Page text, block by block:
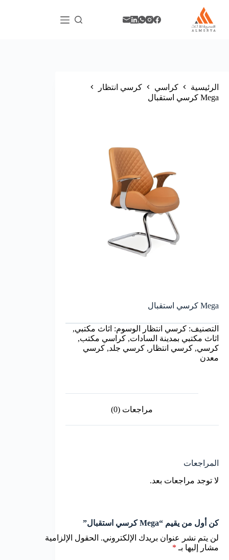
الرئيسية كراسي
كرسي انتظار
Mega كرسي استقبال
Mega كرسي استقبال
التصنيف: كرسي انتظار الوسوم: اثاث مكتبي,
اثاث مكتبي بمدينة السادات, كراسي مكتب,
كرسي, كرسي انتظار , كرسي جلد, كرسي
معدن
مراجعات (0)
المراجعات
لا توجد مراجعات بعد.
كن أول من يقيم “Mega كرسي استقبال”
لن يتم نشر عنوان بريدك الإلكتروني. الحقول الإلزامية
مشار إليها بـ *